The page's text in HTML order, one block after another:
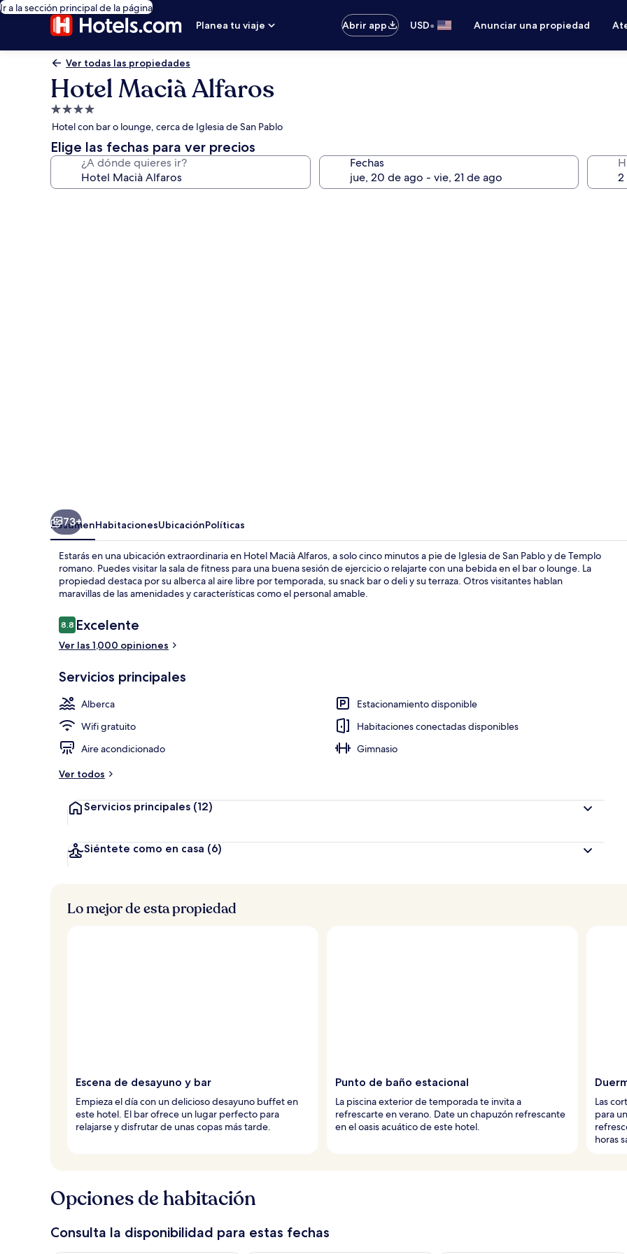
Ir a la sección principal de la página
Planea tu viaje
Abrir app USD• Anunciar una propiedad
Ver todas las propiedades
Hotel Macià Alfaros
Propiedad
de
4.0
estrellas
Hotel con bar o lounge, cerca de Iglesia de San Pablo
Elige las fechas para ver precios
¿A dónde quieres ir? Fechas
73+
ResumenHabitacionesUbicaciónPolíticas
Estarás en una ubicación extraordinaria en Hotel Macià Alfaros, a solo cinco minutos a pie de Iglesia de San Pablo y de Templo
romano. Puedes visitar la sala de fitness para una buena sesión de ejercicio o relajarte con una bebida en el bar o lounge. La
propiedad destaca por su alberca al aire libre por temporada, su snack bar o deli y su terraza. Otros visitantes hablan
maravillas de las amenidades y características como el personal amable.
Opiniones
8.88.8 de 10,
Excelente
Ver las 1,000 opiniones
Servicios principales
Alberca
Estacionamiento disponible
Wifi gratuito
Habitaciones conectadas disponibles
Aire acondicionado
Gimnasio
Ver todos
Servicios principales (12)
Siéntete como en casa (6)
Lo mejor de esta propiedad
Escena de desayuno y bar
Empieza el día con un delicioso desayuno buffet en
este hotel. El bar ofrece un lugar perfecto para
relajarse y disfrutar de unas copas más tarde.
Punto de baño estacional
La piscina exterior de temporada te invita a
refrescarte en verano. Date un chapuzón refrescante
en el oasis acuático de este hotel.
Las
para
horas
Opciones de habitación
Consulta la disponibilidad para estas fechas